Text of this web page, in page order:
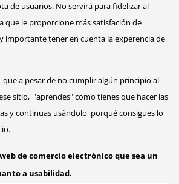
de usuarios. No servirá para fidelizar al
que le proporcione más satisfación de
importante tener en cuenta la experencia de
a pesar de no cumplir algún principio al
sitio, "aprendes" como tienes que hacer las
y continuas usándolo, porqué consigues lo
de comercio electrónico que sea un
a usabilidad.